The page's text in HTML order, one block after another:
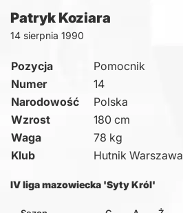
Patryk Koziara
14 sierpnia 1990
Pozycja
Pomocnik
Numer
14
Narodowość
Polska
Wzrost
180 cm
Waga
78 kg
Klub
Hutnik Warszawa
IV liga mazowiecka 'Syty Król'